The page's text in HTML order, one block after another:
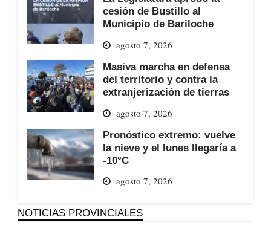
cesión de Bustillo al
Municipio de Bariloche
agosto 7, 2026
Masiva marcha en defensa
del territorio y contra la
extranjerización de tierras
agosto 7, 2026
Pronóstico extremo: vuelve
la nieve y el lunes llegaría a
-10°C
agosto 7, 2026
NOTICIAS PROVINCIALES